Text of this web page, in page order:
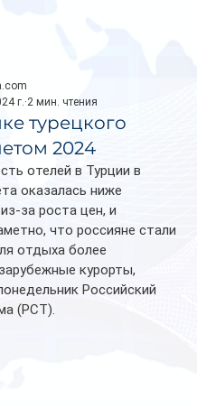
турецкого
2024
г. 2 мин. чтения
отелей в Турции в
оказалась ниже
за роста цен, и
что россияне стали
отдыха более
курорты,
Российский
(РСТ).